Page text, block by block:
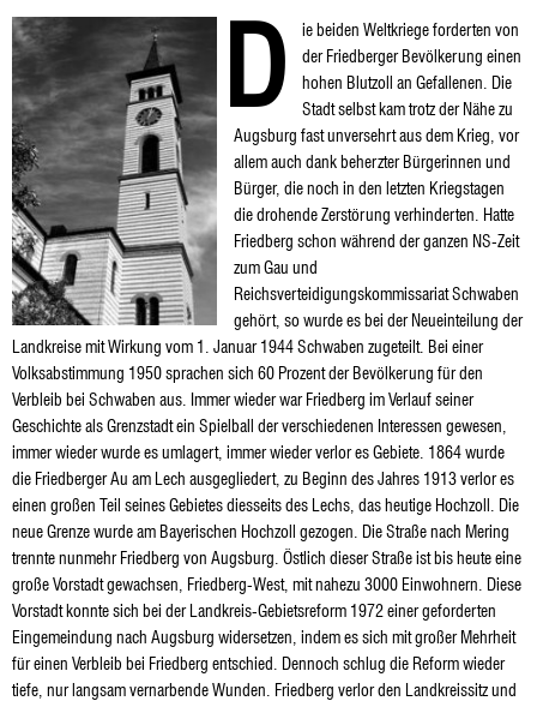
D
ie beiden Weltkriege forderten von
der Friedberger Bevölkerung einen
hohen Blutzoll an Gefallenen. Die
Stadt selbst kam trotz der Nähe zu
Augsburg fast unversehrt aus dem Krieg, vor
allem auch dank beherzter Bürgerinnen und
Bürger, die noch in den letzten Kriegstagen
die drohende Zerstörung verhinderten. Hatte
Friedberg schon während der ganzen NS-Zeit
zum Gau und
Reichsverteidigungskommissariat Schwaben
gehört, so wurde es bei der Neueinteilung der
Landkreise mit Wirkung vom 1. Januar 1944 Schwaben zugeteilt. Bei einer
Volksabstimmung 1950 sprachen sich 60 Prozent der Bevölkerung für den
Verbleib bei Schwaben aus. Immer wieder war Friedberg im Verlauf seiner
Geschichte als Grenzstadt ein Spielball der verschiedenen Interessen gewesen,
immer wieder wurde es umlagert, immer wieder verlor es Gebiete. 1864 wurde
die Friedberger Au am Lech ausgegliedert, zu Beginn des Jahres 1913 verlor es
einen großen Teil seines Gebietes diesseits des Lechs, das heutige Hochzoll. Die
neue Grenze wurde am Bayerischen Hochzoll gezogen. Die Straße nach Mering
trennte nunmehr Friedberg von Augsburg. Östlich dieser Straße ist bis heute eine
große Vorstadt gewachsen, Friedberg-West, mit nahezu 3000 Einwohnern. Diese
Vorstadt konnte sich bei der Landkreis-Gebietsreform 1972 einer geforderten
Eingemeindung nach Augsburg widersetzen, indem es sich mit großer Mehrheit
für einen Verbleib bei Friedberg entschied. Dennoch schlug die Reform wieder
tiefe, nur langsam vernarbende Wunden. Friedberg verlor den Landkreissitz und